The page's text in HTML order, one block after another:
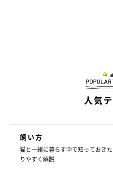
人気
飼い方
猫と一緒に暮らす中で知っておき
りやすく解説